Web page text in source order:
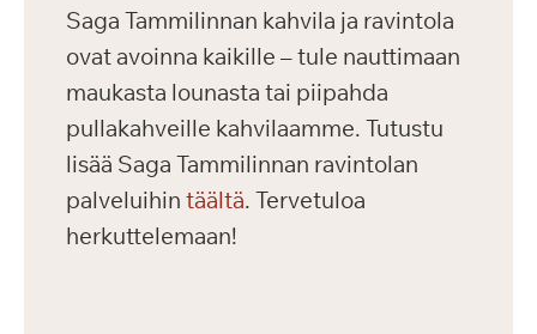
Saga Tammilinnan kahvila ja ravintola
ovat avoinna kaikille – tule nauttimaan
maukasta lounasta tai piipahda
pullakahveille kahvilaamme. Tutustu
lisää Saga Tammilinnan ravintolan
palveluihin täältä. Tervetuloa
herkuttelemaan!